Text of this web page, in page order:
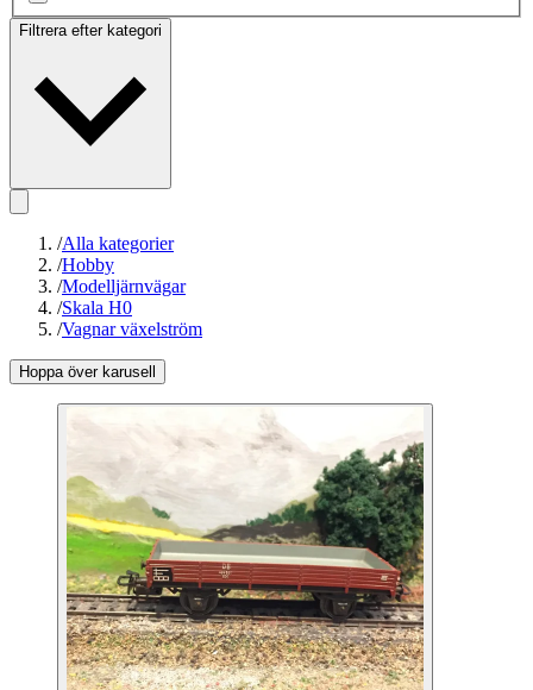
Filtrera efter kategori
/Alla kategorier
/Hobby
/Modelljärnvägar
/Skala H0
/Vagnar växelström
Hoppa över karusell